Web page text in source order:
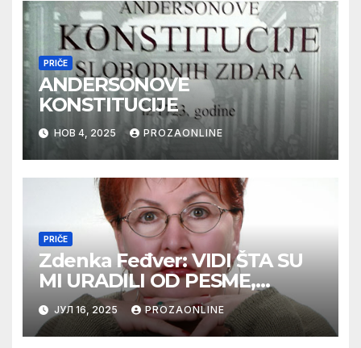
PRIČE
ANDERSONOVE
KONSTITUCIJE
НОВ 4, 2025 PROZAONLINE
PRIČE
Zdenka Feđver: VIDI ŠTA SU
MI URADILI OD PESME,
MAMA*
ЈУЛ 16, 2025 PROZAONLINE